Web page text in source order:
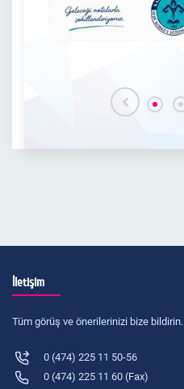
İletişim
Tüm görüş ve önerilerinizi bize bildirin.
0 (474) 225 11 50-56
0 (474) 225 11 60 (Fax)